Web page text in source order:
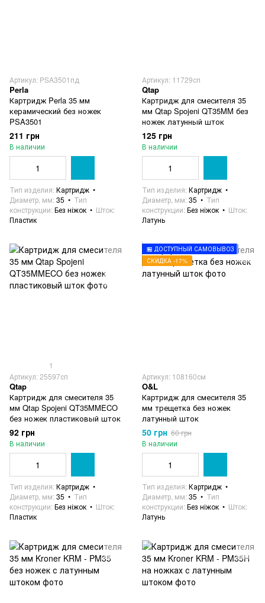
Артикул: PSA3501пд
Perla
Картридж Perla 35 мм
керамический без ножек
PSA3501
211 грн
В наличии
Тип изделия Картридж
Диаметр, мм 35
Тип
конструкции Без ніжок
Шток
Пластик
Артикул: 11729сп
Qtap
Картридж для смесителя 35
мм Qtap Spojeni QT35MM без
ножек латунный шток
125 грн
В наличии
Тип изделия Картридж
Диаметр, мм 35
Тип
конструкции Без ніжок
Шток
Латунь
1
Артикул: 25597сп
Qtap
Картридж для смесителя 35
мм Qtap Spojeni QT35MMECO
без ножек пластиковый шток
92 грн
В наличии
Тип изделия Картридж
Диаметр, мм 35
Тип
конструкции Без ніжок
Шток
Пластик
🏪 ДОСТУПНЫЙ САМОВЫВОЗ
СКИДКА -17%
Артикул: 108160см
O&L
Картридж для смесителя 35
мм трещетка без ножек
латунный шток
50 грн 60 грн
В наличии
Тип изделия Картридж
Диаметр, мм 35
Тип
конструкции Без ніжок
Шток
Латунь